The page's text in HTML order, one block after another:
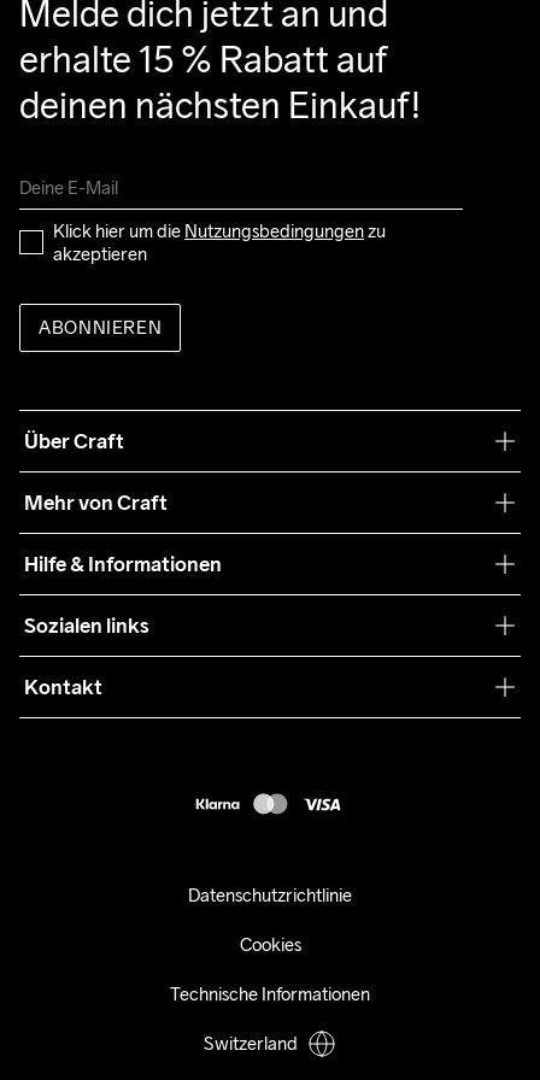
Melde dich jetzt an und
erhalte 15 % Rabatt auf
deinen nächsten Einkauf!
Klick hier um die Nutzungsbedingungen zu
akzeptieren
ABONNIEREN
Über Craft
Nachhaltigkeit
Mehr von Craft
Teamwear
Zusammenarbeit
Press
Hilfe & Informationen
Retouren
Kundendienst
Sozialen links
Kontakt
Datenschutzrichtlinie
Cookies
Technische Informationen
Switzerland